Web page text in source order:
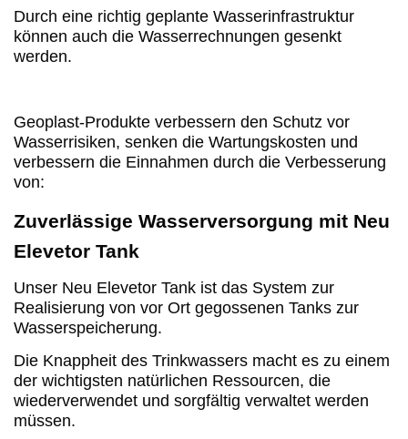
Durch eine richtig geplante Wasserinfrastruktur
können auch die Wasserrechnungen gesenkt
werden.
Geoplast-Produkte verbessern den Schutz vor
Wasserrisiken, senken die Wartungskosten und
verbessern die Einnahmen durch die Verbesserung
von:
Zuverlässige Wasserversorgung mit Neu
Elevetor Tank
Unser Neu Elevetor Tank ist das System zur
Realisierung von vor Ort gegossenen Tanks zur
Wasserspeicherung.
Die Knappheit des Trinkwassers macht es zu einem
der wichtigsten natürlichen Ressourcen, die
wiederverwendet und sorgfältig verwaltet werden
müssen.